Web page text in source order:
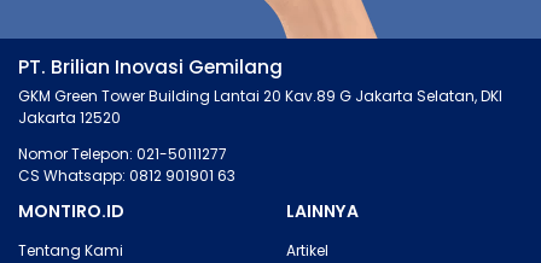
PT. Brilian Inovasi Gemilang
GKM Green Tower Building Lantai 20 Kav.89 G Jakarta Selatan, DKI
Jakarta 12520
Nomor Telepon: 021-50111277
CS Whatsapp: 0812 901901 63
MONTIRO.ID
Tentang Kami
LAINNYA
Artikel